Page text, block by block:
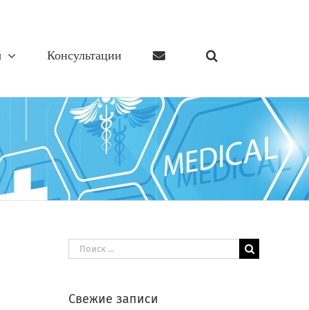
Консультации
Результат
поиска:
Свежие записи